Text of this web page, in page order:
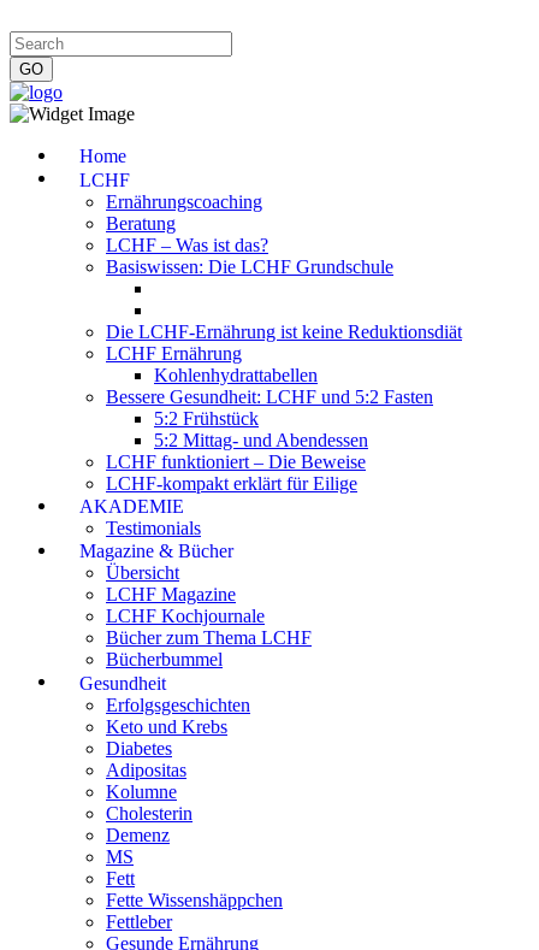
Home
LCHF
Ernährungscoaching
Beratung
LCHF – Was ist das?
Basiswissen: Die LCHF Grundschule
Die LCHF-Ernährung ist keine Reduktionsdiät
LCHF Ernährung
Kohlenhydrattabellen
Bessere Gesundheit: LCHF und 5:2 Fasten
5:2 Frühstück
5:2 Mittag- und Abendessen
LCHF funktioniert – Die Beweise
LCHF-kompakt erklärt für Eilige
AKADEMIE
Testimonials
Magazine & Bücher
Übersicht
LCHF Magazine
LCHF Kochjournale
Bücher zum Thema LCHF
Bücherbummel
Gesundheit
Erfolgsgeschichten
Keto und Krebs
Diabetes
Adipositas
Kolumne
Cholesterin
Demenz
MS
Fett
Fette Wissenshäppchen
Fettleber
Gesunde Ernährung